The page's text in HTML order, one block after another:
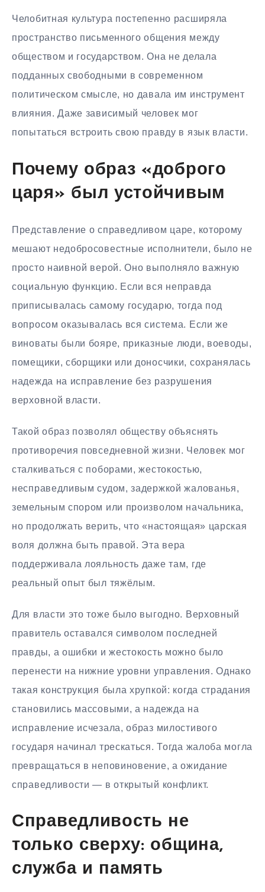
Челобитная культура постепенно расширяла
пространство письменного общения между
обществом и государством. Она не делала
подданных свободными в современном
политическом смысле, но давала им инструмент
влияния. Даже зависимый человек мог
попытаться встроить свою правду в язык власти.
Почему образ «доброго
царя» был устойчивым
Представление о справедливом царе, которому
мешают недобросовестные исполнители, было не
просто наивной верой. Оно выполняло важную
социальную функцию. Если вся неправда
приписывалась самому государю, тогда под
вопросом оказывалась вся система. Если же
виноваты были бояре, приказные люди, воеводы,
помещики, сборщики или доносчики, сохранялась
надежда на исправление без разрушения
верховной власти.
Такой образ позволял обществу объяснять
противоречия повседневной жизни. Человек мог
сталкиваться с поборами, жестокостью,
несправедливым судом, задержкой жалованья,
земельным спором или произволом начальника,
но продолжать верить, что «настоящая» царская
воля должна быть правой. Эта вера
поддерживала лояльность даже там, где
реальный опыт был тяжёлым.
Для власти это тоже было выгодно. Верховный
правитель оставался символом последней
правды, а ошибки и жестокость можно было
перенести на нижние уровни управления. Однако
такая конструкция была хрупкой: когда страдания
становились массовыми, а надежда на
исправление исчезала, образ милостивого
государя начинал трескаться. Тогда жалоба могла
превращаться в неповиновение, а ожидание
справедливости — в открытый конфликт.
Справедливость не
только сверху: община,
служба и память